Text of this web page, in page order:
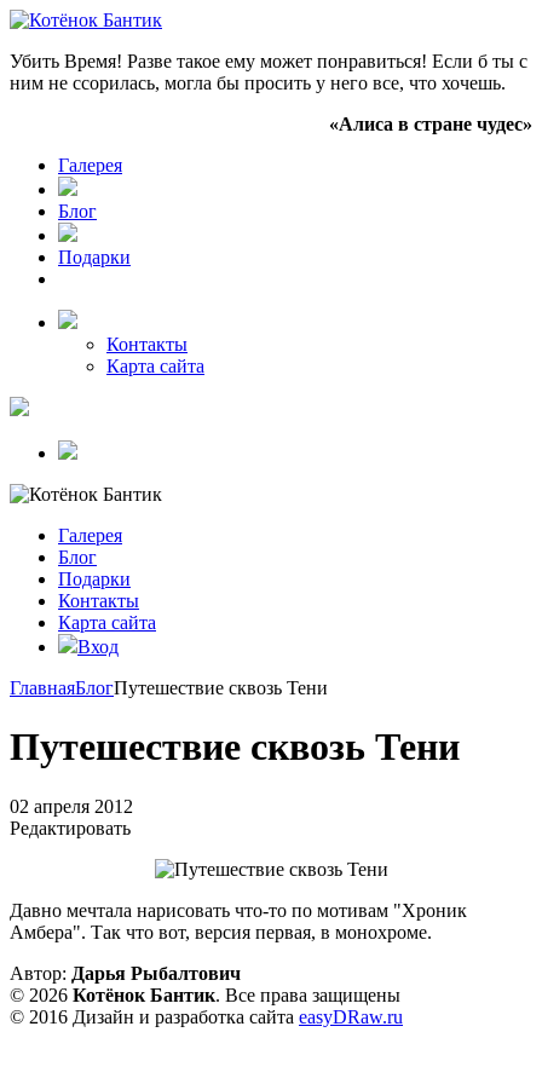
Убить Время! Разве такое ему может понравиться! Если б ты с
ним не ссорилась, могла бы просить у него все, что хочешь.
«Алиса в стране чудес»
Галерея
Блог
Подарки
Контакты
Карта сайта
Галерея
Блог
Подарки
Контакты
Карта сайта
Вход
ГлавнаяБлогПутешествие сквозь Тени
Путешествие сквозь Тени
02 апреля 2012
Редактировать
Давно мечтала нарисовать что-то по мотивам "Хроник
Амбера". Так что вот, версия первая, в монохроме.
Автор: Дарья Рыбалтович
© 2026 Котёнок Бантик. Все права защищены
© 2016 Дизайн и разработка сайта easyDRaw.ru